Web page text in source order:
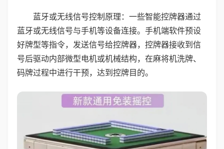
蓝牙或无线信号控制原理：一些智能控牌器通过
蓝牙或无线信号与手机等设备连接。手机端软件预设
好牌型等指令，发送信号给控牌器，控牌器接收到信
号后驱动内部微型电机或机械结构，在麻将机洗牌、
码牌过程中进行干预，达到控牌目的。